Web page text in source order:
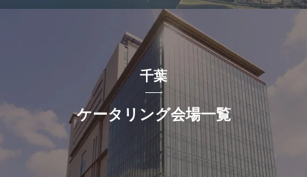
千葉
ケータリング会場一覧